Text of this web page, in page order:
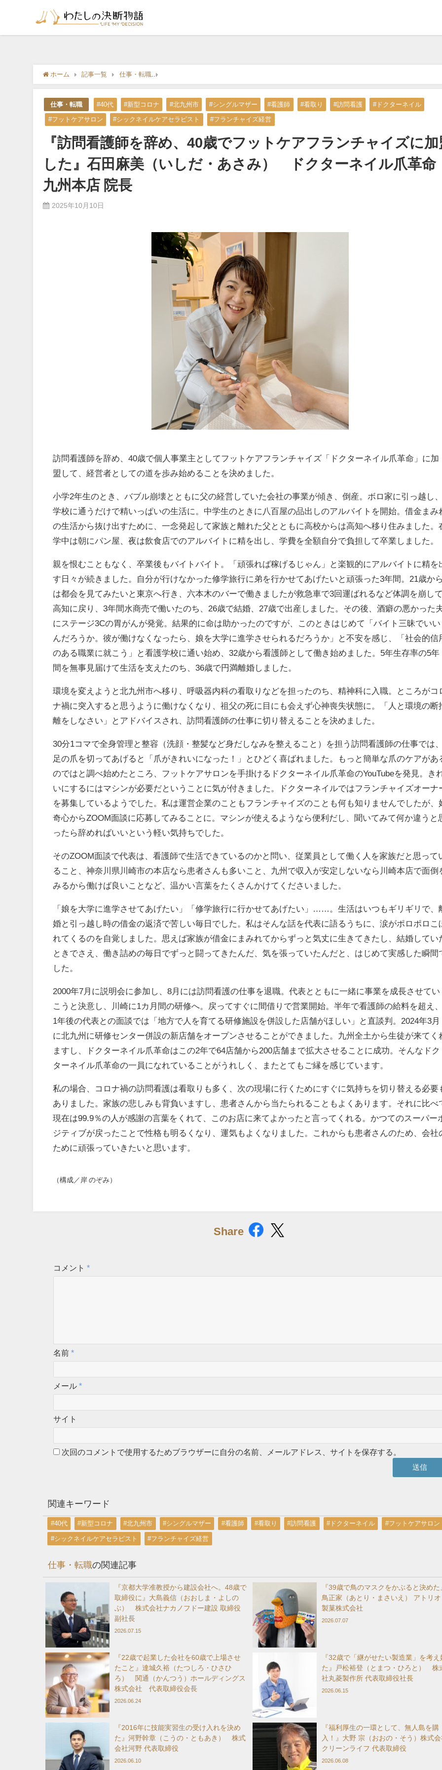
ホーム 記事一覧 仕事・転職
仕事・転職 #40代 #新型コロナ #北九州市 #シングルマザー #看護師 #看取り #訪問看護 #ドクターネイル
#フットケアサロン #シックネイルケアセラピスト #フランチャイズ経営
『訪問看護師を辞め、40歳でフットケアフランチャイズに加
した』石田麻美（いしだ・あさみ） ドクターネイル爪革
九州本店 院長
2025年10月10日
訪問看護師を辞め、40歳で個人事業主としてフットケアフランチャイズ「ドクターネイル爪革命」に加
盟して、経営者としての道を歩み始めることを決めました。
小学2年生のとき、バブル崩壊とともに父の経営していた会社の事業が傾き、倒産。ボロ家に引っ越し
学校に通うだけで精いっぱいの生活に。中学生のときに八百屋の品出しのアルバイトを開始。借金まみ
の生活から抜け出すために、一念発起して家族と離れた父とともに高校からは高知へ移り住みました。
学中は朝にパン屋、夜は飲食店でのアルバイトに精を出し、学費を全額自分で負担して卒業しました。
親を恨むこともなく、卒業後もバイトバイト。「頑張れば稼げるじゃん」と楽観的にアルバイトに精を
す日々が続きました。自分が行けなかった修学旅行に弟を行かせてあげたいと頑張った3年間。21歳か
は都会を見てみたいと東京へ行き、六本木のバーで働きましたが救急車で3回運ばれるなど体調を崩し
高知に戻り、3年間水商売で働いたのち、26歳で結婚、27歳で出産しました。その後、酒癖の悪かった
にステージ3Cの胃がんが発覚。結果的に命は助かったのですが、このときはじめて「バイト三昧でいい
んだろうか。彼が働けなくなったら、娘を大学に進学させられるだろうか」と不安を感じ、「社会的信
のある職業に就こう」と看護学校に通い始め、32歳から看護師として働き始めました。5年生存率の5年
間を無事見届けて生活を支えたのち、36歳で円満離婚しました。
環境を変えようと北九州市へ移り、呼吸器内科の看取りなどを担ったのち、精神科に入職。ところがコ
ナ禍に突入すると思うように働けなくなり、祖父の死に目にも会えず心神喪失状態に。「人と環境の断
離をしなさい」とアドバイスされ、訪問看護師の仕事に切り替えることを決めました。
30分1コマで全身管理と整容（洗顔・整髪など身だしなみを整えること）を担う訪問看護師の仕事では
足の爪を切ってあげると「爪がきれいになった！」とひどく喜ばれました。もっと簡単な爪のケアがあ
のではと調べ始めたところ、フットケアサロンを手掛けるドクターネイル爪革命のYouTubeを発見。き
いにするにはマシンが必要だということに気が付きました。ドクターネイルではフランチャイズオーナ
を募集しているようでした。私は運営企業のこともフランチャイズのことも何も知りませんでしたが、
奇心からZOOM面談に応募してみることに。マシンが使えるようなら便利だし、聞いてみて何か違うと
ったら辞めればいいという軽い気持ちでした。
そのZOOM面談で代表は、看護師で生活できているのかと問い、従業員として働く人を家族だと思って
ること、神奈川県川崎市の本店なら患者さんも多いこと、九州で収入が安定しないなら川崎本店で面倒
みるから働けば良いことなど、温かい言葉をたくさんかけてくださいました。
「娘を大学に進学させてあげたい」「修学旅行に行かせてあげたい」……。生活はいつもギリギリで、
婚と引っ越し時の借金の返済で苦しい毎日でした。私はそんな話を代表に語るうちに、涙がポロポロこ
れてくるのを自覚しました。思えば家族が借金にまみれてからずっと気丈に生きてきたし、結婚してい
ときでさえ、働き詰めの毎日でずっと闘ってきたんだ、気を張っていたんだと、はじめて実感した瞬間
した。
2000年7月に説明会に参加し、8月には訪問看護の仕事を退職。代表とともに一緒に事業を成長させてい
こうと決意し、川崎に1カ月間の研修へ。戻ってすぐに間借りで営業開始。半年で看護師の給料を超え
1年後の代表との面談では「地方で人を育てる研修施設を併設した店舗がほしい」と直談判。2024年3月
に北九州に研修センター併設の新店舗をオープンさせることができました。九州全土から生徒が来てく
ますし、ドクターネイル爪革命はこの2年で64店舗から200店舗まで拡大させることに成功。そんなドク
ターネイル爪革命の一員になれていることがうれしく、またとてもご縁を感じています。
私の場合、コロナ禍の訪問看護は看取りも多く、次の現場に行くためにすぐに気持ちを切り替える必要
ありました。家族の悲しみも背負いますし、患者さんから当たられることもよくあります。それに比べ
現在は99.9％の人が感謝の言葉をくれて、このお店に来てよかったと言ってくれる。かつてのスーパー
ジティブが戻ったことで性格も明るくなり、運気もよくなりました。これからも患者さんのため、会社
ために頑張っていきたいと思います。
（構成／岸 のぞみ）
Share
コメント*
名前*
メール*
サイト
次回のコメントで使用するためブラウザーに自分の名前、メールアドレス、サイトを保存する。
関連キーワード
#40代 #新型コロナ #北九州市 #シングルマザー #看護師 #看取り #訪問看護 #ドクターネイル #フットケアサロン
#シックネイルケアセラピスト #フランチャイズ経営
仕事・転職の関連記事
『京都大学准教授から建設会社へ。48歳で
取締役に』大島義信（おおしま・よしの
ぶ） 株式会社ナカノフドー建設 取締役
副社長
2026.07.15
『39歳で鳥のマスクをかぶると決めた
鳥正家（あとり・まさいえ） アトリ
製菓株式会社
2026.07.07
『22歳で起業した会社を60歳で上場させ
たこと』達城久裕（たつしろ・ひさひ
ろ） 関通（かんつう）ホールディングス
株式会社 代表取締役会長
2026.06.24
『32歳で「継がせたい製造業」を考え
た』戸松裕登（とまつ・ひろと） 株
社丸菱製作所 代表取締役社長
2026.06.15
『2016年に技能実習生の受け入れを決め
た』河野幹章（こうの・ともあき） 株式
会社河野 代表取締役
2026.06.10
『福利厚生の一環として、無人島を購
入！』大野 宗（おおの・そう）株式
クリーンライフ 代表取締役
2026.06.08